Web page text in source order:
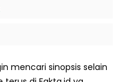
mencari sinopsis selain